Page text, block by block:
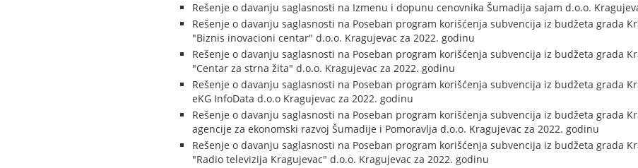
Rešenje o davanju saglasnosti na Izmenu i dopunu cenovnika Šumadija sajam d.o.o.
Rešenje o davanju saglasnosti na Poseban program korišćenja subvencija iz budžeta grada
"Biznis inovacioni centar" d.o.o. Kragujevac za 2022. godinu
Rešenje o davanju saglasnosti na Poseban program korišćenja subvencija iz budžeta grada
"Centar za strna žita" d.o.o. Kragujevac za 2022. godinu
Rešenje o davanju saglasnosti na Poseban program korišćenja subvencija iz budžeta grada
eKG InfoData d.o.o Kragujevac za 2022. godinu
Rešenje o davanju saglasnosti na Poseban program korišćenja subvencija iz budžeta grada
agencije za ekonomski razvoj Šumadije i Pomoravlja d.o.o. Kragujevac za 2022. godinu
Rešenje o davanju saglasnosti na Poseban program korišćenja subvencija iz budžeta grada
"Radio televizija Kragujevac" d.o.o. Kragujevac za 2022. godinu